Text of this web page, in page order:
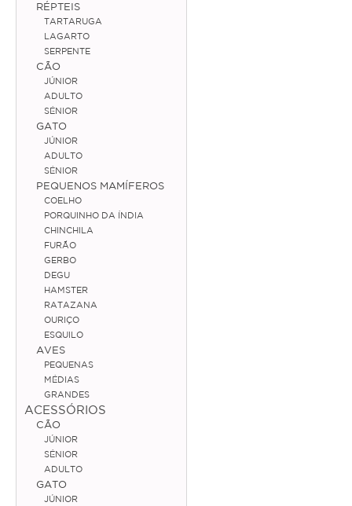
Sénior
Gato
Júnior
Adulto
Sénior
Pequenos Mamíferos
Coelho
Porquinho da Índia
Chinchila
Furão
Gerbo
Degu
Hamster
Ratazana
Ouriço
Esquilo
RÉPTEIS
TARTARUGA
LAGARTO
SERPENTE
CÃO
JÚNIOR
ADULTO
SÉNIOR
GATO
JÚNIOR
ADULTO
SÉNIOR
PEQUENOS MAMÍFEROS
COELHO
PORQUINHO DA ÍNDIA
CHINCHILA
FURÃO
GERBO
DEGU
HAMSTER
RATAZANA
OURIÇO
ESQUILO
AVES
PEQUENAS
MÉDIAS
GRANDES
ACESSÓRIOS
CÃO
JÚNIOR
SÉNIOR
ADULTO
GATO
JÚNIOR